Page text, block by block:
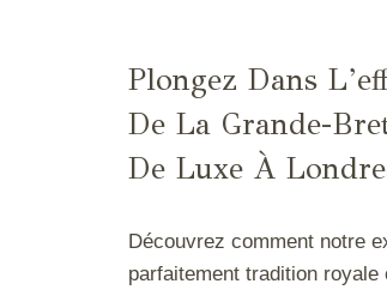
Plongez Dans
De La Grande-
De Luxe À
Découvrez comment notre
parfaitement tradition